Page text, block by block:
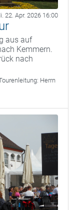
22. Apr. 2026 16:00
aus auf
Kemmern.
nach
Herrn